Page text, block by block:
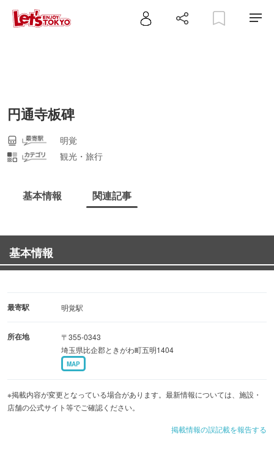
円通寺板碑
明覚
観光・旅行
基本情報 関連記事
基本情報
最寄駅 明覚駅
所在地
〒355-0343
埼玉県比企郡ときがわ町五明1404
MAP
※掲載内容が変更となっている場合があります。最新情報については、施設・
店舗の公式サイト等でご確認ください。
掲載情報の誤記載を報告する